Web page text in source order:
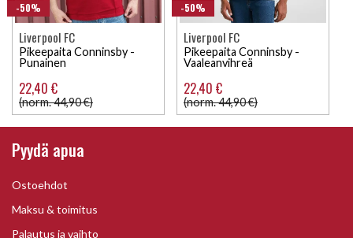
-50%
Liverpool FC
Pikeepaita Conninsby -
Punainen
22,40 €
(norm. 44,90 €)
-50%
Liverpool FC
Pikeepaita Conninsby -
Vaaleanvihreä
22,40 €
(norm. 44,90 €)
Pyydä apua
Ostoehdot
Maksu & toimitus
Palautus ja vaihto